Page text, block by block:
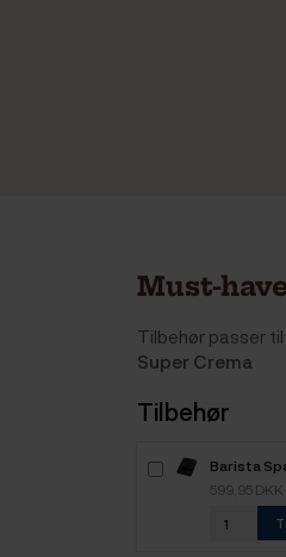
Must-
Tilbehør passer til
Super Crema
Tilbehør
Barista
599,95 DKK